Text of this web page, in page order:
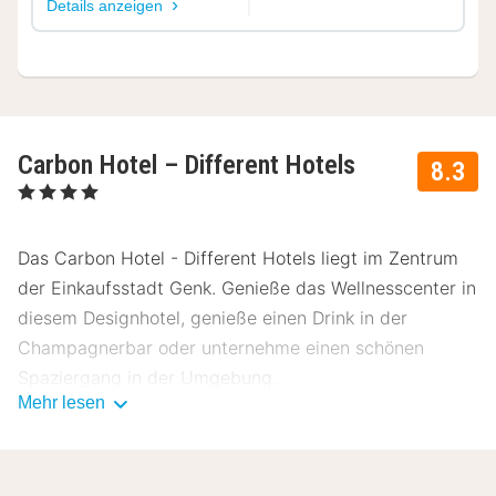
Details anzeigen
8.3
Carbon Hotel – Different Hotels
, 4 Sterne
Das Carbon Hotel - Different Hotels liegt im Zentrum
der Einkaufsstadt Genk. Genieße das Wellnesscenter in
diesem Designhotel, genieße einen Drink in der
Champagnerbar oder unternehme einen schönen
Spaziergang in der Umgebung.
Mehr lesen